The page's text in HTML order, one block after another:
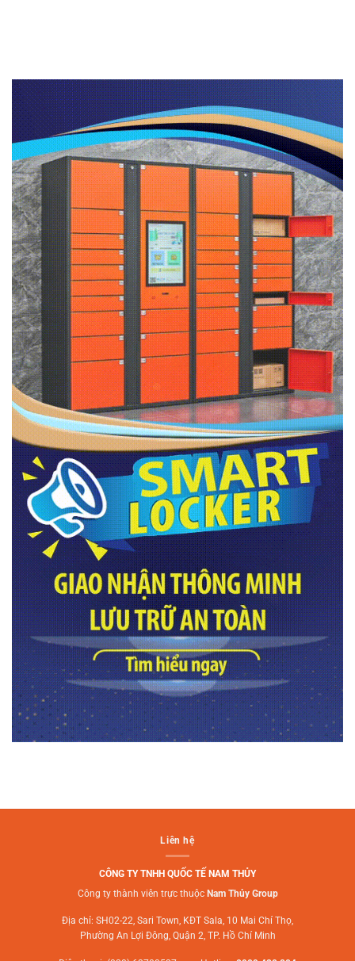
Liên hệ
CÔNG TY TNHH QUỐC TẾ NAM THỦY
Công ty thành viên trực thuộc Nam Thủy Group
Địa chỉ: SH02-22, Sari Town, KĐT Sala, 10 Mai Chí Thọ,
Phường An Lợi Đông, Quận 2, TP. Hồ Chí Minh